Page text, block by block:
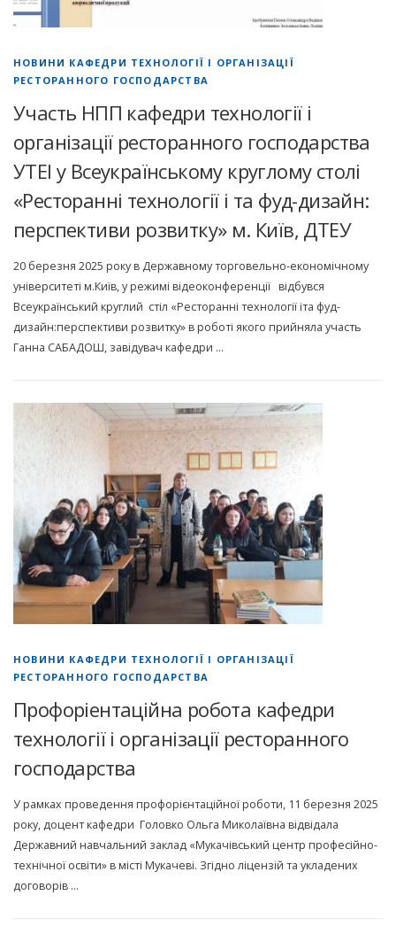
НОВИНИ КАФЕДРИ ТЕХНОЛОГІЇ І ОРГАНІЗАЦІЇ
РЕСТОРАННОГО ГОСПОДАРСТВА
Участь НПП кафедри технології і
організації ресторанного господарства
УТЕІ у Всеукраїнському круглому столі
«Ресторанні технології і та фуд-дизайн:
перспективи розвитку» м. Київ, ДТЕУ
20 березня 2025 року в Державному торговельно-економічному
університеті м.Київ, у режимі відеоконференції відбувся
Всеукраїнський круглий стіл «Ресторанні технології іта фуд-
дизайн:перспективи розвитку» в роботі якого прийняла участь
Ганна САБАДОШ, завідувач кафедри …
НОВИНИ КАФЕДРИ ТЕХНОЛОГІЇ І ОРГАНІЗАЦІЇ
РЕСТОРАННОГО ГОСПОДАРСТВА
Профоріентаційна робота кафедри
технології і організації ресторанного
господарства
У рамках проведення профорієнтаційної роботи, 11 березня 2025
року, доцент кафедри Головко Ольга Миколаївна відвідала
Державний навчальний заклад «Мукачівський центр професійно-
технічної освіти» в місті Мукачеві. Згідно ліцензій та укладених
договорів …